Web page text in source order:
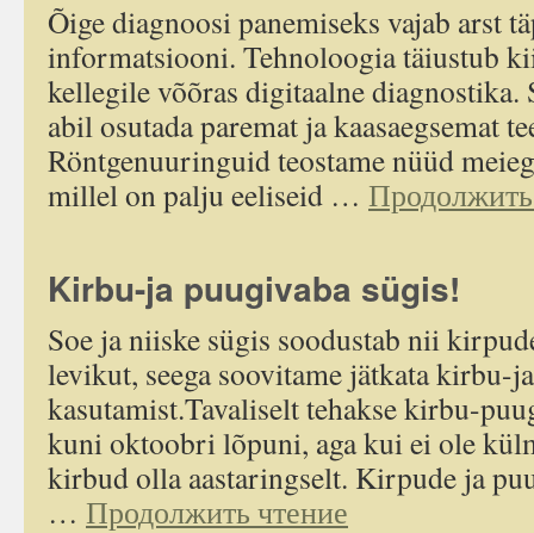
Õige diagnoosi panemiseks vajab arst
informatsiooni. Tehnoloogia täiustub
kellegile võõras digitaalne diagnostika.
abil osutada paremat ja kaasaegsemat
Röntgenuuringuid teostame nüüd
millel on palju eeliseid …
Kirbu-ja puugivaba sügis!
Soe ja niiske sügis soodustab nii
levikut, seega soovitame jätkata kirbu-
kasutamist.Tavaliselt tehakse kirbu-
kuni oktoobri lõpuni, aga kui ei ole
kirbud olla aastaringselt. Kirpude ja
… Продолжить чтение